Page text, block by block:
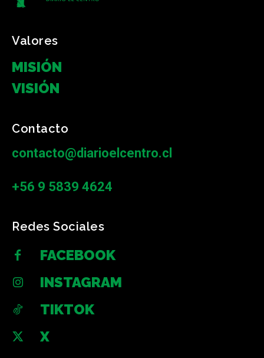
Valores
MISIÓN
VISIÓN
Contacto
contacto@diarioelcentro.cl
+56 9 5839 4624
Redes Sociales
FACEBOOK
INSTAGRAM
TIKTOK
X